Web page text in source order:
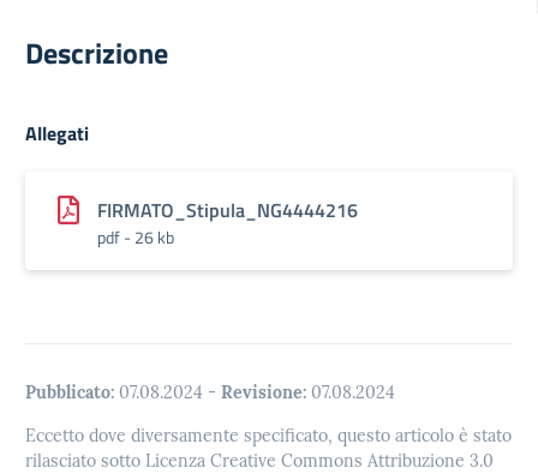
Descrizione
Allegati
FIRMATO_Stipula_NG4444216
pdf - 26 kb
Pubblicato: 07.08.2024 - Revisione: 07.08.2024
Eccetto dove diversamente specificato, questo articolo è stato
rilasciato sotto Licenza Creative Commons Attribuzione 3.0